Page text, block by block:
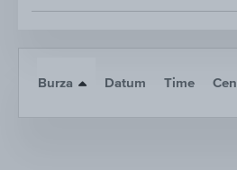
Burza Datum Time